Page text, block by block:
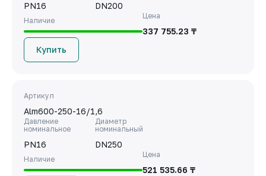
PN16 DN200
Наличие
Цена
337 755.23 ₸
Купить
Артикул
Alm600-250-16/1,6
Давление
номинальное
PN16
Диаметр
номинальный
DN250
Наличие
Цена
521 535.66 ₸